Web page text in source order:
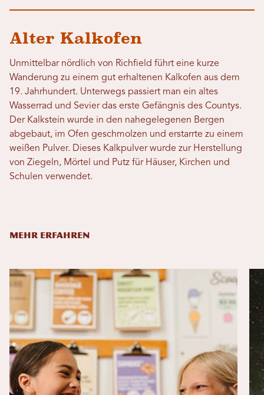
Alter Kalkofen
Unmittelbar nördlich von Richfield führt eine kurze
Wanderung zu einem gut erhaltenen Kalkofen aus dem
19. Jahrhundert. Unterwegs passiert man ein altes
Wasserrad und Sevier das erste Gefängnis des Countys.
Der Kalkstein wurde in den nahegelegenen Bergen
abgebaut, im Ofen geschmolzen und erstarrte zu einem
weißen Pulver. Dieses Kalkpulver wurde zur Herstellung
von Ziegeln, Mörtel und Putz für Häuser, Kirchen und
Schulen verwendet.
MEHR ERFAHREN